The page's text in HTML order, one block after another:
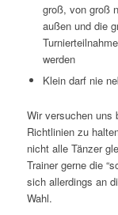
groß, von groß
außen und die
werden
Klein darf nie
Wir versuchen uns
Richtlinien zu
nicht alle Tänzer
Trainer gerne die
sich allerdings an
Wahl.